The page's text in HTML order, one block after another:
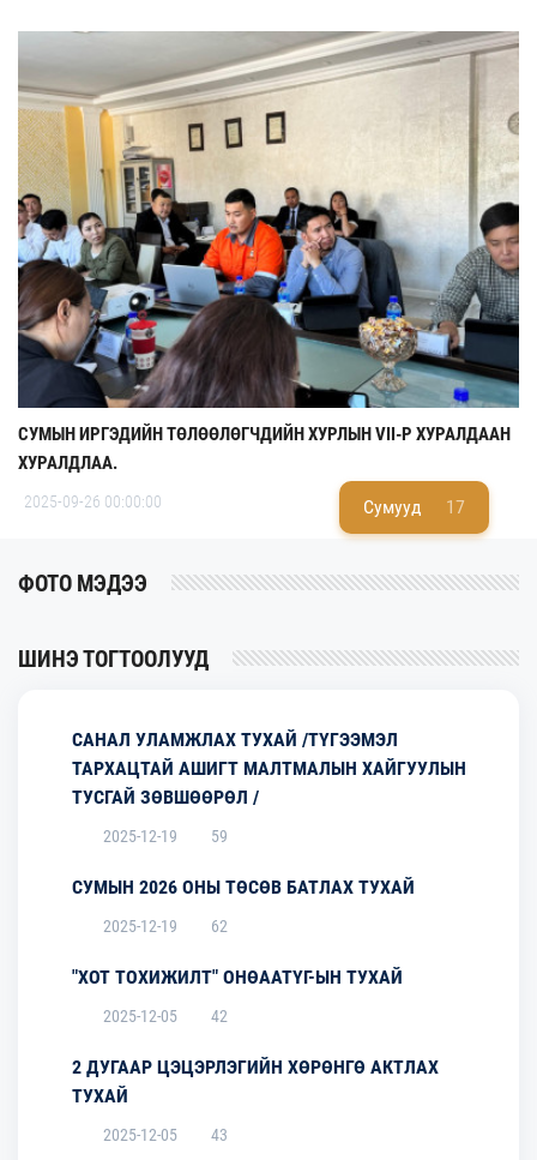
Сумууд 17
СУМЫН ИРГЭДИЙН ТӨЛӨӨЛӨГЧДИЙН ХУРЛЫН VII-Р ХУРАЛДААН
ХУРАЛДЛАА.
2025-09-26 00:00:00
ФОТО МЭДЭЭ
ШИНЭ ТОГТООЛУУД
САНАЛ УЛАМЖЛАХ ТУХАЙ /ТҮГЭЭМЭЛ
ТАРХАЦТАЙ АШИГТ МАЛТМАЛЫН ХАЙГУУЛЫН
ТУСГАЙ ЗӨВШӨӨРӨЛ /
2025-12-19 59
СУМЫН 2026 ОНЫ ТӨСӨВ БАТЛАХ ТУХАЙ
2025-12-19 62
"ХОТ ТОХИЖИЛТ" ОНӨААТҮГ-ЫН ТУХАЙ
2025-12-05 42
2 ДУГААР ЦЭЦЭРЛЭГИЙН ХӨРӨНГӨ АКТЛАХ
ТУХАЙ
2025-12-05 43